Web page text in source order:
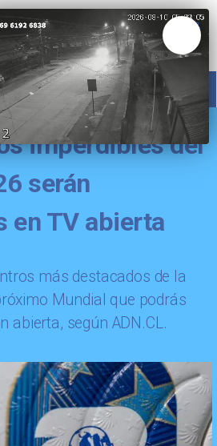
LOCAL DEPORTES
imperdibles del
serán
en TV abierta
más destacados de la
Mundial que podrás
abierta, según ADN.CL.